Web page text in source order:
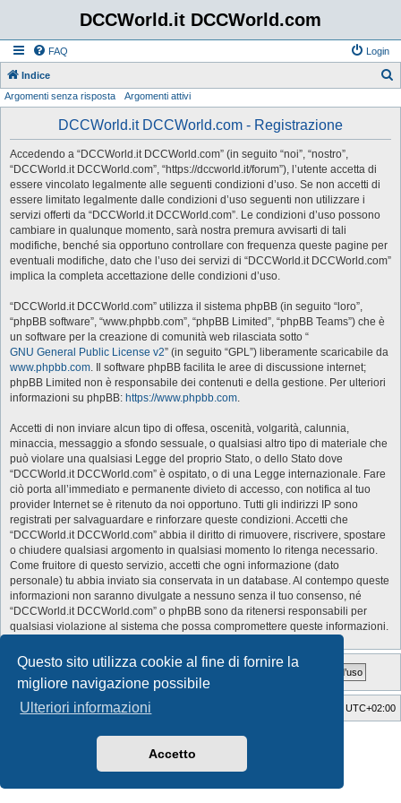
Questo sito utilizza cookie al fine di fornire la
migliore navigazione possibile
Ulteriori informazioni
Accetto
DCCWorld.it DCCWorld.com
FAQ Login
Indice
Argomenti senza risposta Argomenti attivi
DCCWorld.it DCCWorld.com - Registrazione
Accedendo a “DCCWorld.it DCCWorld.com” (in seguito “noi”, “nostro”,
“DCCWorld.it DCCWorld.com”, “https://dccworld.it/forum”), l’utente accetta di
essere vincolato legalmente alle seguenti condizioni d’uso. Se non accetti di
essere limitato legalmente dalle condizioni d’uso seguenti non utilizzare i
servizi offerti da “DCCWorld.it DCCWorld.com”. Le condizioni d’uso possono
cambiare in qualunque momento, sarà nostra premura avvisarti di tali
modifiche, benché sia opportuno controllare con frequenza queste pagine per
eventuali modifiche, dato che l’uso dei servizi di “DCCWorld.it DCCWorld.com”
implica la completa accettazione delle condizioni d’uso.
“DCCWorld.it DCCWorld.com” utilizza il sistema phpBB (in seguito “loro”,
“phpBB software”, “www.phpbb.com”, “phpBB Limited”, “phpBB Teams”) che è
un software per la creazione di comunità web rilasciata sotto “
GNU General Public License v2” (in seguito “GPL”) liberamente scaricabile da
www.phpbb.com. Il software phpBB facilita le aree di discussione internet;
phpBB Limited non è responsabile dei contenuti e della gestione. Per ulteriori
informazioni su phpBB: https://www.phpbb.com.
Accetti di non inviare alcun tipo di offesa, oscenità, volgarità, calunnia,
minaccia, messaggio a sfondo sessuale, o qualsiasi altro tipo di materiale che
può violare una qualsiasi Legge del proprio Stato, o dello Stato dove
“DCCWorld.it DCCWorld.com” è ospitato, o di una Legge internazionale. Fare
ciò porta all’immediato e permanente divieto di accesso, con notifica al tuo
provider Internet se è ritenuto da noi opportuno. Tutti gli indirizzi IP sono
registrati per salvaguardare e rinforzare queste condizioni. Accetti che
“DCCWorld.it DCCWorld.com” abbia il diritto di rimuovere, riscrivere, spostare
o chiudere qualsiasi argomento in qualsiasi momento lo ritenga necessario.
Come fruitore di questo servizio, accetti che ogni informazione (dato
personale) tu abbia inviato sia conservata in un database. Al contempo queste
informazioni non saranno divulgate a nessuno senza il tuo consenso, né
“DCCWorld.it DCCWorld.com” o phpBB sono da ritenersi responsabili per
qualsiasi violazione al sistema che possa compromettere queste informazioni.
Indice UTC+02:00
Style Developer by ©GTA game
phpBB